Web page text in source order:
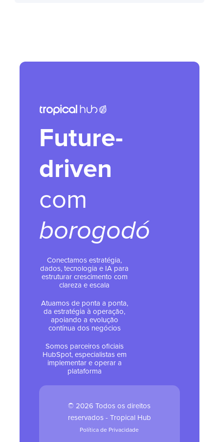
Future-
driven
com
borogodó
Conectamos estratégia,
dados, tecnologia e IA para
estruturar crescimento com
clareza e escala
Atuamos de ponta a ponta,
da estratégia à operação,
apoiando a evolução
contínua dos negócios
Somos parceiros oficiais
HubSpot, especialistas em
implementar e operar a
plataforma
© 2026 Todos os direitos
reservados - Tropical Hub
Política de Privacidade